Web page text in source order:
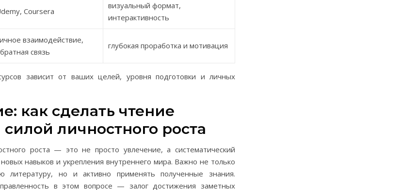
Coursera
визуальный формат,
интерактивность
взаимодействие,
связь
глубокая проработка и мотивация
зависит от ваших целей, уровня подготовки и личных
как сделать чтение
личностного роста
роста — это не просто увлечение, а систематический
навыков и укрепления внутреннего мира. Важно не только
литературу, но и активно применять полученные знания.
в этом вопросе — залог достижения заметных